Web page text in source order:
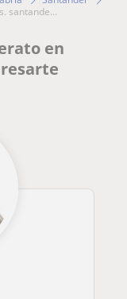
santande...
en